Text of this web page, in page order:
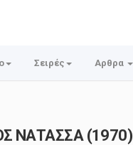
Σειρές Αρθρα
ΝΑΤΑΣΣΑ (1970)